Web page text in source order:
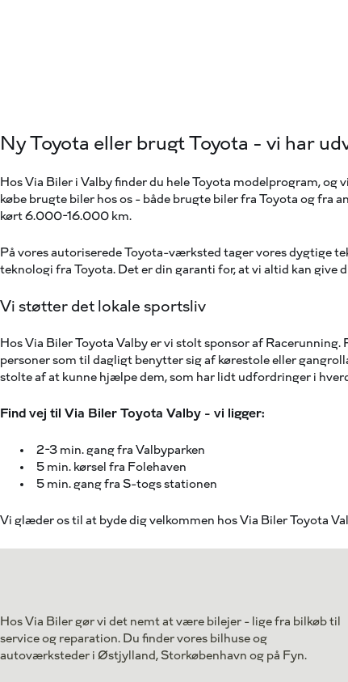
Ny Toyota eller brugt Toyota - vi har
Hos Via Biler i Valby finder du hele Toyota modelprogram,
købe brugte biler hos os - både brugte biler fra Toyota og fra
kørt 6.000-16.000 km.
På vores autoriserede Toyota-værksted tager vores dygtige
teknologi fra Toyota. Det er din garanti for, at vi altid kan give
Vi støtter det lokale sportsliv
Hos Via Biler Toyota Valby er vi stolt sponsor af
personer som til dagligt benytter sig af kørestole eller
stolte af at kunne hjælpe dem, som har lidt udfordringer i
Find vej til Via Biler Toyota Valby - vi ligger:
2-3 min. gang fra Valbyparken
5 min. kørsel fra Folehaven
5 min. gang fra S-togs stationen
Vi glæder os til at byde dig velkommen hos Via Biler Toyota
Hos Via Biler gør vi det nemt at være bilejer - lige fra bilkøb til
service og reparation. Du finder vores bilhuse og
autoværksteder i Østjylland, Storkøbenhavn og på Fyn.